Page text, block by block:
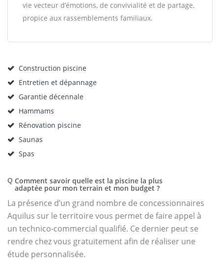
vie vecteur d’émotions, de convivialité et de partage,
propice aux rassemblements familiaux.
Construction piscine
Entretien et dépannage
Garantie décennale
Hammams
Rénovation piscine
Saunas
Spas
Q Comment savoir quelle est la piscine la plus
adaptée pour mon terrain et mon budget ?
La présence d’un grand nombre de concessionnaires
Aquilus sur le territoire vous permet de faire appel à
un technico-commercial qualifié. Ce dernier peut se
rendre chez vous gratuitement afin de réaliser une
étude personnalisée.